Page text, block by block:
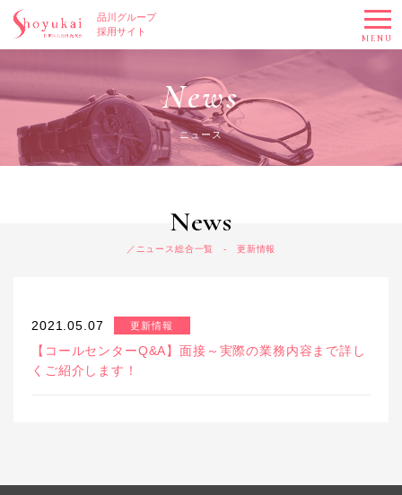
品川グループ
採用サイト
MENU
News
ニュース
News
ニュース総合一覧 - 更新情報
2021.05.07 更新情報
【コールセンターQ&A】面接～実際の業務内容まで詳し
くご紹介します！